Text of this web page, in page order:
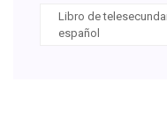
Libro de
español